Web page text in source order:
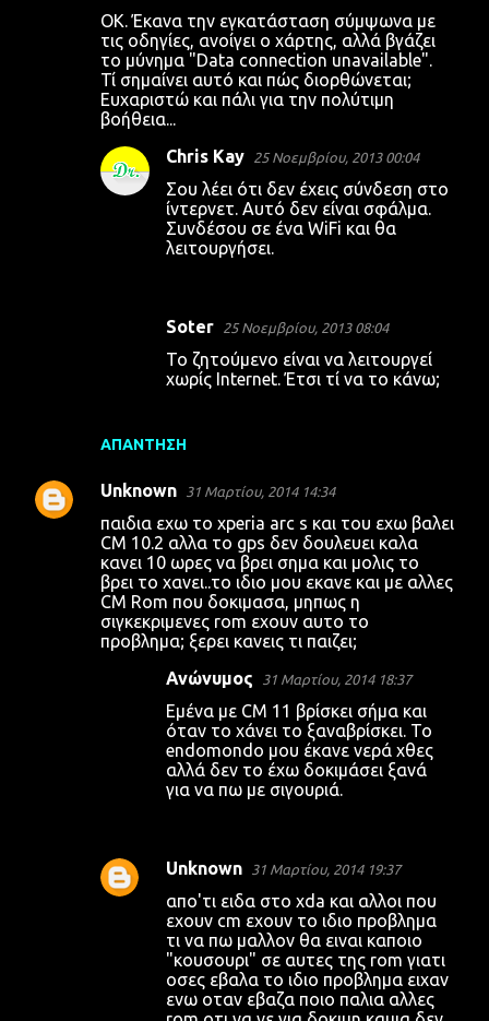
OK. Έκανα την εγκατάσταση σύμψωνα με
τις οδηγίες, ανοίγει ο χάρτης, αλλά βγάζει
το μύνημα "Data connection unavailable".
Τί σημαίνει αυτό και πώς διορθώνεται;
Ευχαριστώ και πάλι για την πολύτιμη
βοήθεια...
ΑΠΆΝΤΗΣΗ
Chris Kay 25 Νοεμβρίου, 2013 00:04
Σου λέει ότι δεν έχεις σύνδεση στο
ίντερνετ. Αυτό δεν είναι σφάλμα.
Συνδέσου σε ένα WiFi και θα
λειτουργήσει.
Soter 25 Νοεμβρίου, 2013 08:04
Το ζητούμενο είναι να λειτουργεί
χωρίς Internet. Έτσι τί να το κάνω;
Unknown 31 Μαρτίου, 2014 14:34
παιδια εχω το xperia arc s και του εχω βαλει
CM 10.2 αλλα το gps δεν δουλευει καλα
κανει 10 ωρες να βρει σημα και μολις το
βρει το χανει..το ιδιο μου εκανε και με αλλες
CM Rom που δοκιμασα, μηπως η
σιγκεκριμενες rom εχουν αυτο το
προβλημα; ξερει κανεις τι παιζει;
Ανώνυμος 31 Μαρτίου, 2014 18:37
Εμένα με CM 11 βρίσκει σήμα και
όταν το χάνει το ξαναβρίσκει. Το
endomondo μου έκανε νερά χθες
αλλά δεν το έχω δοκιμάσει ξανά
για να πω με σιγουριά.
Unknown 31 Μαρτίου, 2014 19:37
απο'τι ειδα στο xda και αλλοι που
εχουν cm εχουν το ιδιο προβλημα
τι να πω μαλλον θα ειναι καποιο
"κουσουρι" σε αυτες της rom γιατι
οσες εβαλα το ιδιο προβλημα ειχαν
ενω οταν εβαζα ποιο παλια αλλες